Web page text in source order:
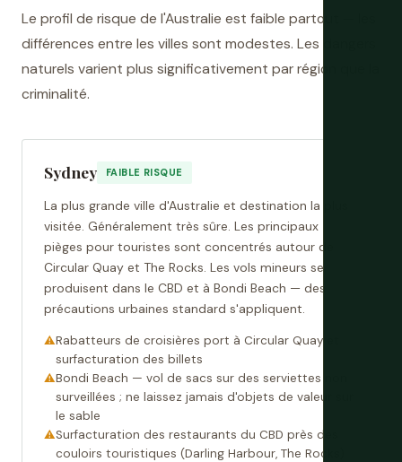
Le profil de risque de l'Australie est faible partout — les
différences entre les villes sont modestes. Les dangers
naturels varient plus significativement par région que la
criminalité.
Sydney FAIBLE RISQUE
La plus grande ville d'Australie et destination la plus
visitée. Généralement très sûre. Les principaux
pièges pour touristes sont concentrés autour de
Circular Quay et The Rocks. Les vols mineurs se
produisent dans le CBD et à Bondi Beach — des
précautions urbaines standard s'appliquent.
Rabatteurs de croisières port à Circular Quay et
surfacturation des billets
Bondi Beach — vol de sacs sur des serviettes non
surveillées ; ne laissez jamais d'objets de valeur sur
le sable
Surfacturation des restaurants du CBD près des
couloirs touristiques (Darling Harbour, The Rocks)